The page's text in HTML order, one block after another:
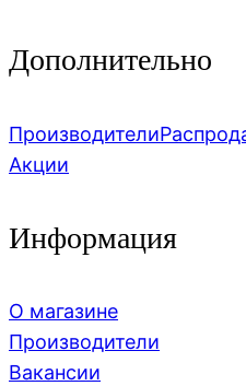
Дополнительно
Производители
Акции
Информация
О магазине
Производители
Вакансии